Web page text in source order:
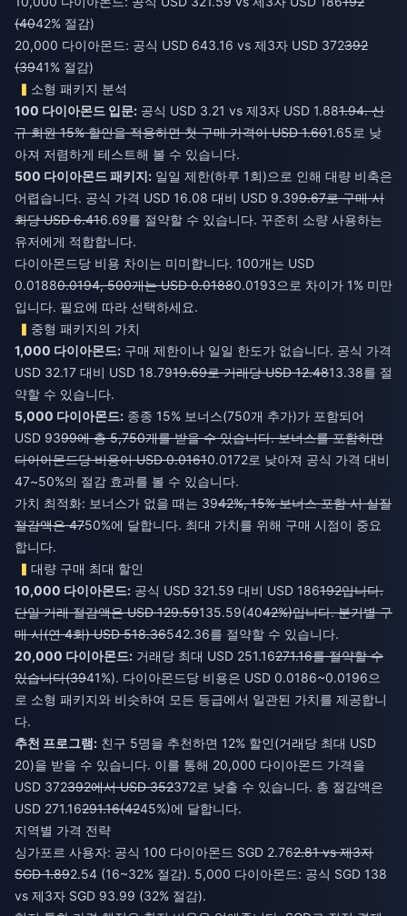
(4042% 절감)
20,000 다이아몬드: 공식 USD 643.16 vs 제3자 USD 372392
(3941% 절감)
소형 패키지 분석
100 다이아몬드 입문: 공식 USD 3.21 vs 제3자 USD 1.881.94. 신
규 회원 15% 할인을 적용하면 첫 구매 가격이 USD 1.601.65로 낮
아져 저렴하게 테스트해 볼 수 있습니다.
500 다이아몬드 패키지: 일일 제한(하루 1회)으로 인해 대량 비축은
어렵습니다. 공식 가격 USD 16.08 대비 USD 9.399.67로 구매 시
회당 USD 6.416.69를 절약할 수 있습니다. 꾸준히 소량 사용하는
유저에게 적합합니다.
다이아몬드당 비용 차이는 미미합니다. 100개는 USD
0.01880.0194, 500개는 USD 0.01880.0193으로 차이가 1% 미만
입니다. 필요에 따라 선택하세요.
중형 패키지의 가치
1,000 다이아몬드: 구매 제한이나 일일 한도가 없습니다. 공식 가격
USD 32.17 대비 USD 18.7919.69로 거래당 USD 12.4813.38를 절
약할 수 있습니다.
5,000 다이아몬드: 종종 15% 보너스(750개 추가)가 포함되어
USD 9399에 총 5,750개를 받을 수 있습니다. 보너스를 포함하면
다이아몬드당 비용이 USD 0.01610.0172로 낮아져 공식 가격 대비
47~50%의 절감 효과를 볼 수 있습니다.
가치 최적화: 보너스가 없을 때는 3942%, 15% 보너스 포함 시 실질
절감액은 4750%에 달합니다. 최대 가치를 위해 구매 시점이 중요
합니다.
대량 구매 최대 할인
10,000 다이아몬드: 공식 USD 321.59 대비 USD 186192입니다.
단일 거래 절감액은 USD 129.59135.59(4042%)입니다. 분기별 구
매 시(연 4회) USD 518.36542.36를 절약할 수 있습니다.
20,000 다이아몬드: 거래당 최대 USD 251.16271.16를 절약할 수
있습니다(3941%). 다이아몬드당 비용은 USD 0.0186~0.0196으
로 소형 패키지와 비슷하여 모든 등급에서 일관된 가치를 제공합니
다.
추천 프로그램: 친구 5명을 추천하면 12% 할인(거래당 최대 USD
20)을 받을 수 있습니다. 이를 통해 20,000 다이아몬드 가격을
USD 372392에서 USD 352372로 낮출 수 있습니다. 총 절감액은
USD 271.16291.16(4245%)에 달합니다.
지역별 가격 전략
싱가포르 사용자: 공식 100 다이아몬드 SGD 2.762.81 vs 제3자
SGD 1.892.54 (16~32% 절감). 5,000 다이아몬드: 공식 SGD 138
vs 제3자 SGD 93.99 (32% 절감).